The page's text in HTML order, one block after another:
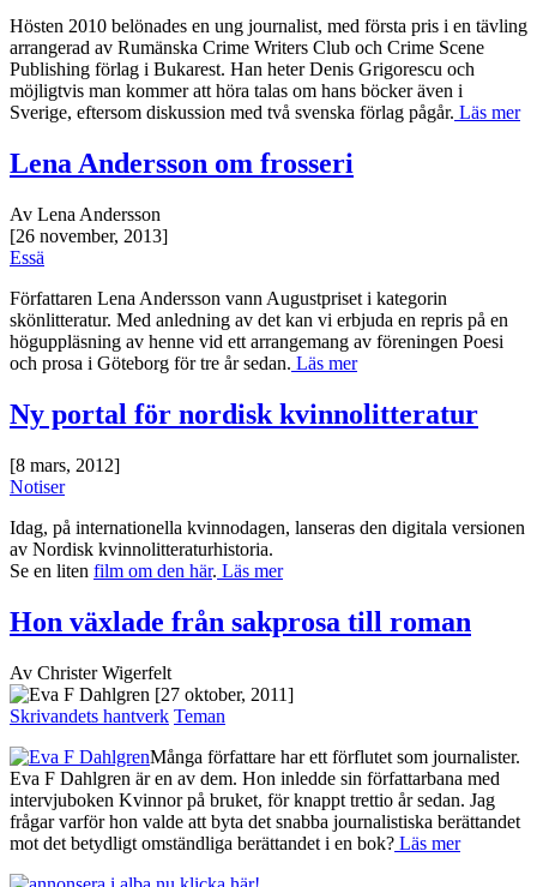
Hösten 2010 belönades en ung journalist, med första pris i en tävling
arrangerad av Rumänska Crime Writers Club och Crime Scene
Publishing förlag i Bukarest. Han heter Denis Grigorescu och
möjligtvis man kommer att höra talas om hans böcker även i
Sverige, eftersom diskussion med två svenska förlag pågår. Läs mer
Lena Andersson om frosseri
Av Lena Andersson
[26 november, 2013]
Essä
Författaren Lena Andersson vann Augustpriset i kategorin
skönlitteratur. Med anledning av det kan vi erbjuda en repris på en
höguppläsning av henne vid ett arrangemang av föreningen Poesi
och prosa i Göteborg för tre år sedan. Läs mer
Ny portal för nordisk kvinnolitteratur
[8 mars, 2012]
Notiser
Idag, på internationella kvinnodagen, lanseras den digitala versionen
av Nordisk kvinnolitteraturhistoria.
Se en liten film om den här. Läs mer
Hon växlade från sakprosa till roman
Av Christer Wigerfelt
[27 oktober, 2011]
Skrivandets hantverk Teman
Många författare har ett förflutet som journalister.
Eva F Dahlgren är en av dem. Hon inledde sin författarbana med
intervjuboken Kvinnor på bruket, för knappt trettio år sedan. Jag
frågar varför hon valde att byta det snabba journalistiska berättandet
mot det betydligt omständliga berättandet i en bok? Läs mer